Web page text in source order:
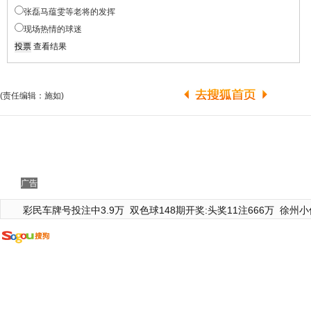
张磊马蕴雯等老将的发挥
现场热情的球迷
查看结果
(责任编辑：施如)
广告
彩民车牌号投注中3.9万 双色球148期开奖:头奖11注666万 徐州